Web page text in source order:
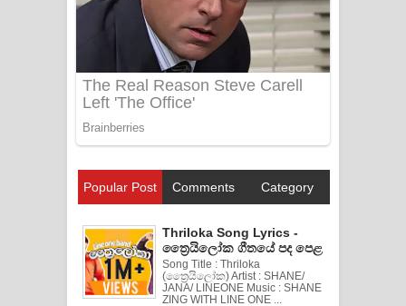
Popular Post Comments Category
Thriloka Song Lyrics -
ත්‍රෛයිලෝක ගීතයේ පද පෙළ
Song Title : Thriloka
(ත්‍රෛයිලෝක) Artist : SHANE/
JANA/ LINEONE Music : SHANE
ZING WITH LINE ONE ...